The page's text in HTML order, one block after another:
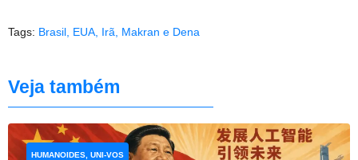
Tags: Brasil, EUA, Irã, Makran e Dena
Veja também
HUMANOIDES, UNI-VOS